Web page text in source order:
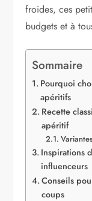
froides, ces
budgets et à
Sommaire
Pourquoi
apéritifs
Recette
apéritif
Inspirations
influenceurs
Conseils
coups